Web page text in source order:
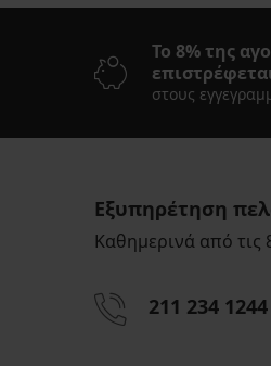
Το 8% της
στους
Εξυπηρέτηση
Καθημερινά από τις
211 234 1244